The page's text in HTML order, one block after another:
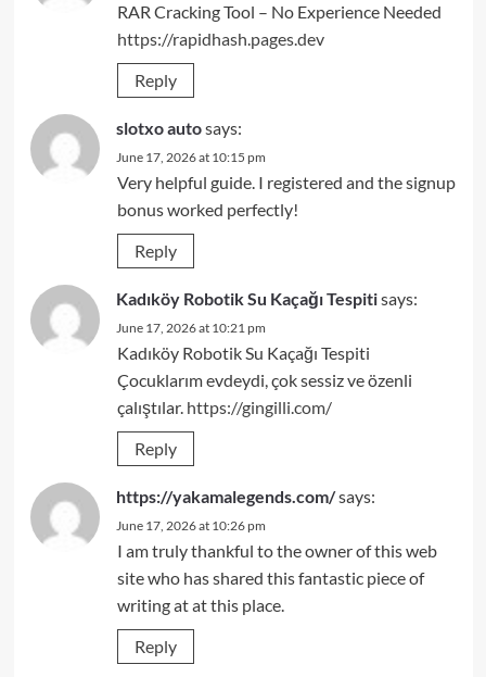
RAR Cracking Tool – No Experience Needed
https://rapidhash.pages.dev
Reply
slotxo autosays:
June 17, 2026 at 10:15 pm
Very helpful guide. I registered and the signup
bonus worked perfectly!
Reply
Kadıköy Robotik Su Kaçağı Tespitisays:
June 17, 2026 at 10:21 pm
Kadıköy Robotik Su Kaçağı Tespiti
Çocuklarım evdeydi, çok sessiz ve özenli
çalıştılar. https://gingilli.com/
Reply
https://yakamalegends.com/says:
June 17, 2026 at 10:26 pm
I am truly thankful to the owner of this web
site who has shared this fantastic piece of
writing at at this place.
Reply